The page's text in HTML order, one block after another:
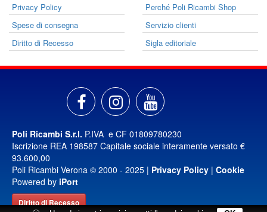
Privacy Policy
Perché Poli Ricambi Shop
Spese di consegna
Servizio clienti
Diritto di Recesso
Sigla editoriale
Poli Ricambi S.r.l. P.IVA e CF 01809780230
Iscrizione REA 198587 Capitale sociale interamente versato €
93.600,00
Poli Ricambi Verona © 2000 - 2025 | Privacy Policy | Cookie
Powered by iPort
Diritto di Recesso